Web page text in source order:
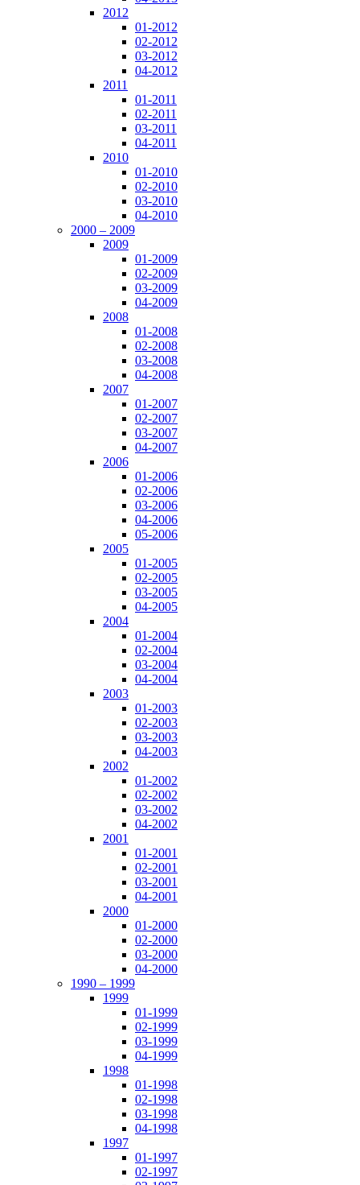
2012
01-2012
02-2012
03-2012
04-2012
2011
01-2011
02-2011
03-2011
04-2011
2010
01-2010
02-2010
03-2010
04-2010
2000 – 2009
2009
01-2009
02-2009
03-2009
04-2009
2008
01-2008
02-2008
03-2008
04-2008
2007
01-2007
02-2007
03-2007
04-2007
2006
01-2006
02-2006
03-2006
04-2006
05-2006
2005
01-2005
02-2005
03-2005
04-2005
2004
01-2004
02-2004
03-2004
04-2004
2003
01-2003
02-2003
03-2003
04-2003
2002
01-2002
02-2002
03-2002
04-2002
2001
01-2001
02-2001
03-2001
04-2001
2000
01-2000
02-2000
03-2000
04-2000
1990 – 1999
1999
01-1999
02-1999
03-1999
04-1999
1998
01-1998
02-1998
03-1998
04-1998
1997
01-1997
02-1997